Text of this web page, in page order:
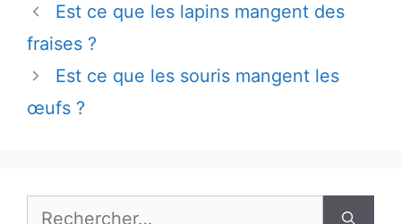
Est ce que les lapins mangent des
fraises ?
Est ce que les souris mangent les
œufs ?